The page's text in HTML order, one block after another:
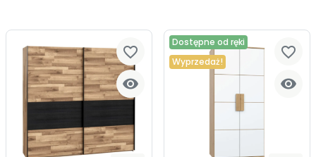

favorite_border
Dostępne od ręki
Wyprzedaż!

favorite_border